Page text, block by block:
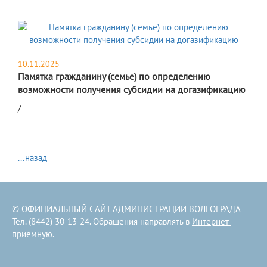
10.11.2025
Памятка гражданину (семье) по определению
возможности получения субсидии на догазификацию
/
...назад
© ОФИЦИАЛЬНЫЙ САЙТ АДМИНИСТРАЦИИ ВОЛГОГРАДА
Тел. (8442) 30-13-24. Обращения направлять в Интернет-
приемную.